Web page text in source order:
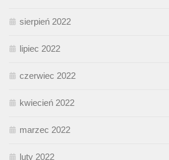
sierpień 2022
lipiec 2022
czerwiec 2022
kwiecień 2022
marzec 2022
luty 2022